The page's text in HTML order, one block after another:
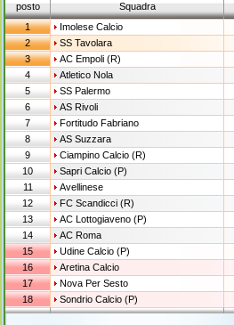
posto Squadra
1
Imolese Calcio
2
SS Tavolara
3
AC Empoli (R)
4
Atletico Nola
5
SS Palermo
6
AS Rivoli
7
Fortitudo Fabriano
8
AS Suzzara
9
Ciampino Calcio (R)
10
Sapri Calcio (P)
11
Avellinese
12
FC Scandicci (R)
13
AC Lottogiaveno (P)
14
AC Roma
15
Udine Calcio (P)
16
Aretina Calcio
17
Nova Per Sesto
18
Sondrio Calcio (P)